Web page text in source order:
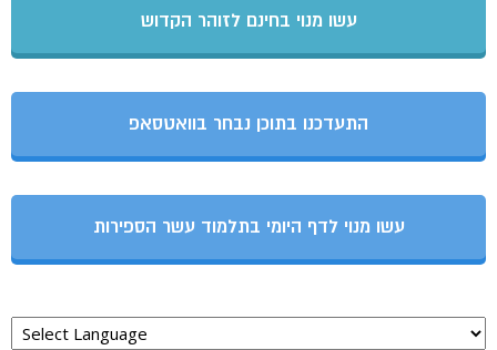
עשו מנוי בחינם לזוהר הקדוש
התעדכנו בתוכן נבחר בוואטסאפ
עשו מנוי לדף היומי בתלמוד עשר הספירות